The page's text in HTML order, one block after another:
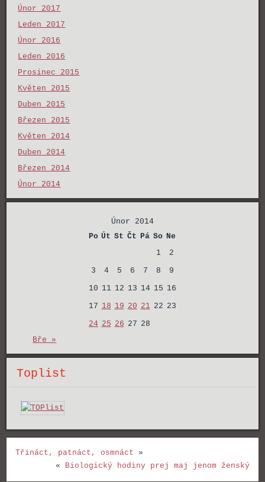
Únor 2017
Leden 2017
Únor 2016
Leden 2016
Prosinec 2015
Květen 2015
Duben 2015
Březen 2015
Květen 2014
Duben 2014
Březen 2014
Únor 2014
Únor 2014
Po Út St Čt Pá So Ne
1
2
3
4 5 6 7 8
9
10 11 12 13 14 15 16
17 18 19 20 21 22 23
24 25 26 27 28
Bře »
Toplist
Třináct, patnáct, osmnáct »
« Biologický hodiny prej maj jenom ženský